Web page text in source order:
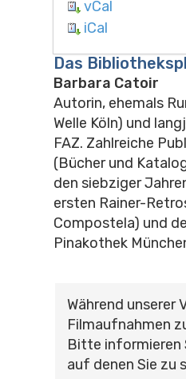
vCal
iCal
Das
Barbara Catoir
Autorin, ehemals
Welle Köln) und
FAZ. Zahlreiche
(Bücher und
den siebziger
ersten Rainer-
Compostela) und
Pinakothek
Während
Filmaufnahmen
Bitte informieren
auf denen Sie zu